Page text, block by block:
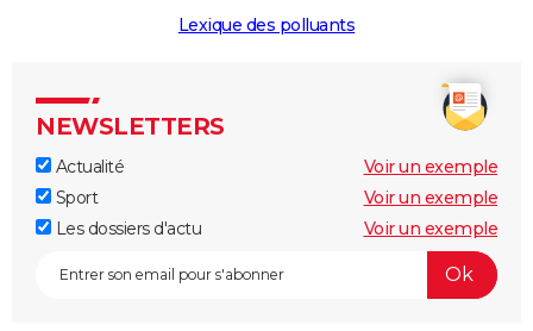
Lexique des polluants
NEWSLETTERS
Actualité
Voir un exemple
Sport
Voir un exemple
Les dossiers d'actu
Voir un exemple